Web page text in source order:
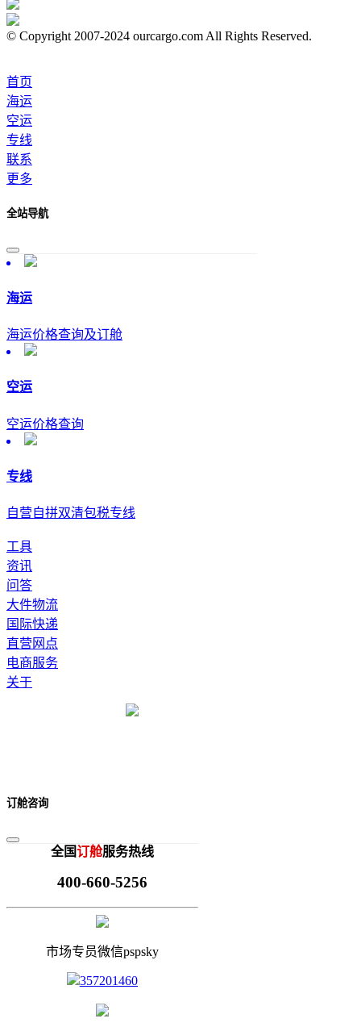
© Copyright 2007-2024 ourcargo.com All Rights Reserved.
首页
海运
空运
专线
联系
更多
全站导航
海运
海运价格查询及订舱
空运
空运价格查询
专线
自营自拼双清包税专线
工具
资讯
问答
大件物流
国际快递
直营网点
电商服务
关于
订舱咨询
全国订舱服务热线
400-660-5256
市场专员微信pspsky
357201460